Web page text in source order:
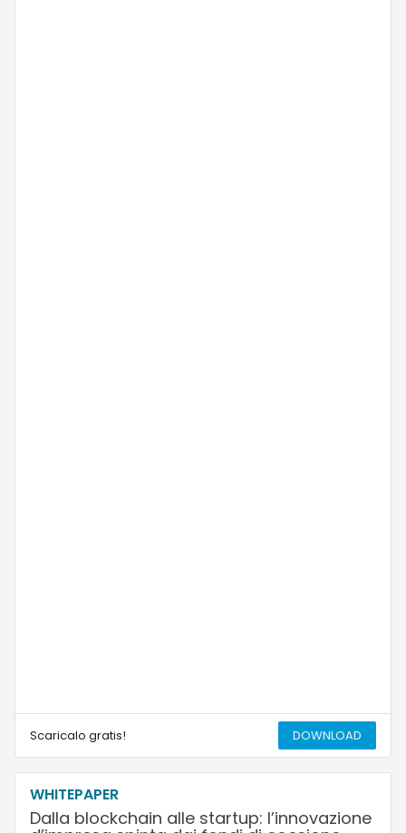
Scaricalo gratis! DOWNLOAD
WHITEPAPER
Dalla blockchain alle startup: l’innovazione